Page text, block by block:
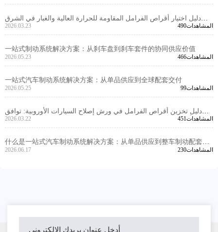
دليل اختيار أقراص الفرامل المقاومة للحرارة العالية والغبار في الشرق
الأوسط | توريد قطع غيار السيارات بالجملة وتخصيصها حسب الطلب
2026.03.23 490المشاهدات
一站式制动系统解决方案：从刹车盘到刹车套件的协同供应价值
2026.05.23 466المشاهدات
一站式汽车制动系统解决方案：从单品供应到全球配套交付
2026.05.25 99المشاهدات
دليل تخزين أقراص الفرامل في ورش إصلاح السيارات الأوروبية: توافق
أفضل الموديلات مبيعًا وإدارة المخزون لتجنب نفاد المخزون وتكدسه
2026.03.22 451المشاهدات
什么是一站式汽车制动系统解决方案：从单品供应到整车制动配套能
力
2026.06.17 230المشاهدات